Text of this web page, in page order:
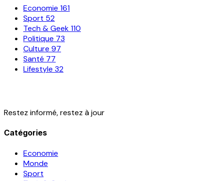
Economie 161
Sport 52
Tech & Geek110
Politique 73
Culture 97
Santé 77
Lifestyle 32
Restez informé, restez à jour
Catégories
Economie
Monde
Sport